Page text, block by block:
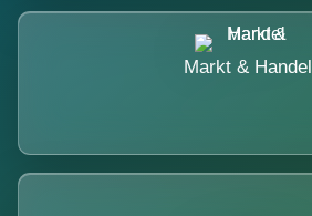
Markt & Handel